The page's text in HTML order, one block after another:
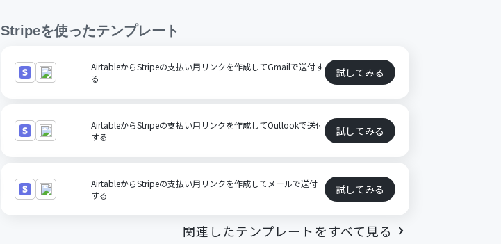
Stripeを使ったテンプレート
AirtableからStripeの支払い用リンクを作成してGmailで送付す
る
試してみる
AirtableからStripeの支払い用リンクを作成してOutlookで送付
する
試してみる
AirtableからStripeの支払い用リンクを作成してメールで送付
する
試してみる
関連したテンプレートをすべて見る